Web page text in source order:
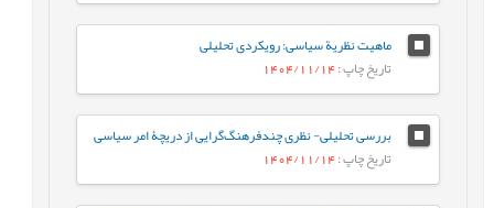
ماهیت نظریة سیاسی: رویکردی تحلیلی
تاریخ چاپ: 1404/11/14
بررسی تحلیلی- نظری چندفرهنگ‌گرایی از دریچۀ امر سیاسی
تاریخ چاپ: 1404/11/14